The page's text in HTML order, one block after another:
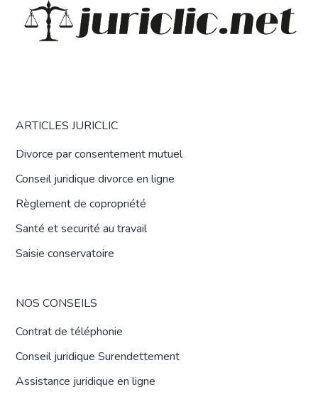
ARTICLES JURICLIC
Divorce par consentement mutuel
Conseil juridique divorce en ligne
Règlement de copropriété
Santé et securité au travail
Saisie conservatoire
NOS CONSEILS
Contrat de téléphonie
Conseil juridique Surendettement
Assistance juridique en ligne